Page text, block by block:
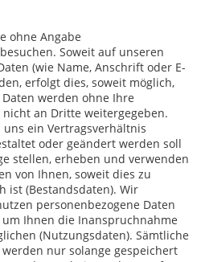
ohne Angabe
Soweit auf unseren
(wie Name, Anschrift oder E-
erfolgt dies, soweit möglich,
werden ohne Ihre
an Dritte weitergegeben.
ein Vertragsverhältnis
oder geändert werden soll
stellen, erheben und verwenden
von Ihnen, soweit dies zu
ist (Bestandsdaten). Wir
personenbezogene Daten
Ihnen die Inanspruchnahme
(Nutzungsdaten). Sämtliche
nur solange gespeichert